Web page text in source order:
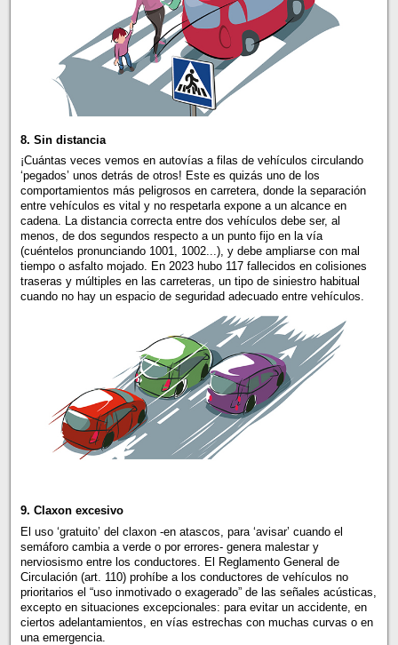
8. Sin distancia
¡Cuántas veces vemos en autovías a filas de vehículos circulando
‘pegados’ unos detrás de otros! Este es quizás uno de los
comportamientos más peligrosos en carretera, donde la separación
entre vehículos es vital y no respetarla expone a un alcance en
cadena. La distancia correcta entre dos vehículos debe ser, al
menos, de dos segundos respecto a un punto fijo en la vía
(cuéntelos pronunciando 1001, 1002...), y debe ampliarse con mal
tiempo o asfalto mojado. En 2023 hubo 117 fallecidos en colisiones
traseras y múltiples en las carreteras, un tipo de siniestro habitual
cuando no hay un espacio de seguridad adecuado entre vehículos.
9. Claxon excesivo
El uso ‘gratuito’ del claxon -en atascos, para ‘avisar’ cuando el
semáforo cambia a verde o por errores- genera malestar y
nerviosismo entre los conductores. El Reglamento General de
Circulación (art. 110) prohíbe a los conductores de vehículos no
prioritarios el “uso inmotivado o exagerado” de las señales acústicas,
excepto en situaciones excepcionales: para evitar un accidente, en
ciertos adelantamientos, en vías estrechas con muchas curvas o en
una emergencia.